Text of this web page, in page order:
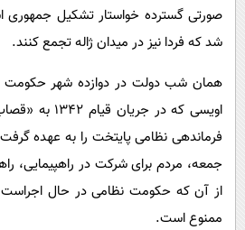
صورتی گسترده خواستار تشکیل جمهوری
شد که فردا نیز در میدان ژاله تجمع کنند.
همان شب دولت در دوازده شهر حکومت
اویسی که در
فرماندهی نظامی پایتخت را به عهده
جمعه، مردم برای شرکت در راهپیمایی،
از آن که حکومت نظامی در حال
ممنوع است.